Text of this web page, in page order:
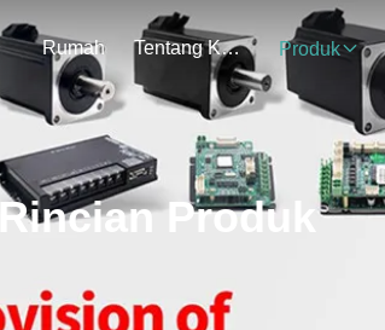
Rumah Tentang Kami Produk
Rincian Produk